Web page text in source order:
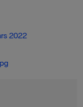
2022